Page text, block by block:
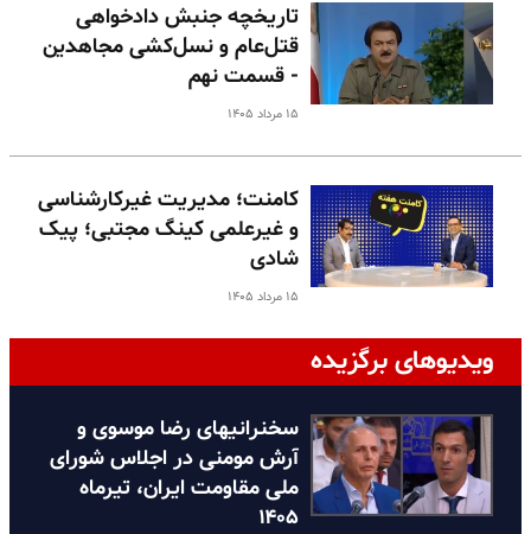
تاریخچه جنبش دادخواهی
قتل‌عام و نسل‌کشی مجاهدین
- قسمت نهم
۱۵ مرداد ۱۴۰۵
کامنت؛ مدیریت غیرکارشناسی
و غیرعلمی کینگ مجتبی؛ پیک
شادی
۱۵ مرداد ۱۴۰۵
ویدیوهای برگزیده
سخنرانیهای رضا موسوی و
آرش مومنی در اجلاس شورای
ملی مقاومت ایران، تیرماه
۱۴۰۵